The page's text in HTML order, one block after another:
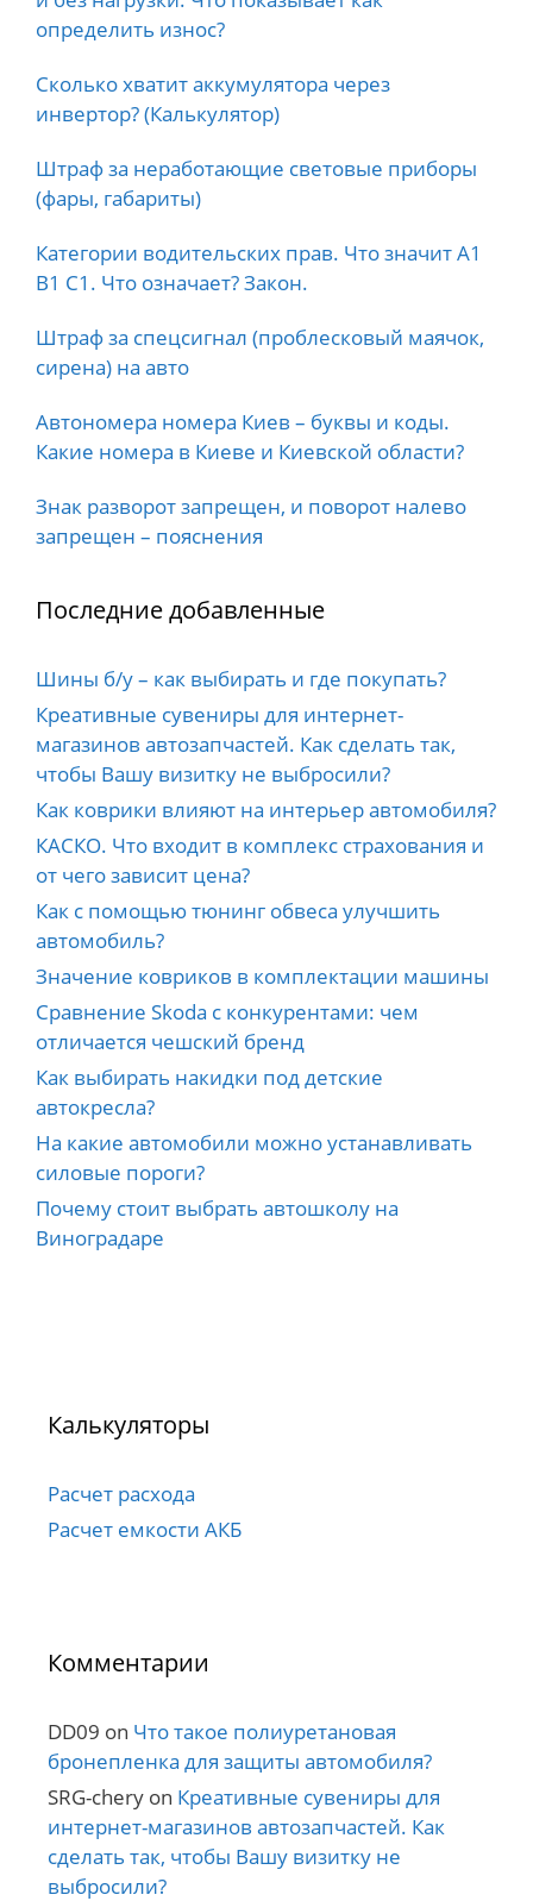
определить износ?
Сколько хватит аккумулятора через
инвертор? (Калькулятор)
Штраф за неработающие световые приборы
(фары, габариты)
Категории водительских прав. Что значит А1
B1 C1. Что означает? Закон.
Штраф за спецсигнал (проблесковый маячок,
сирена) на авто
Автономера номера Киев – буквы и коды.
Какие номера в Киеве и Киевской области?
Знак разворот запрещен, и поворот налево
запрещен – пояснения
Последние добавленные
Шины б/у – как выбирать и где покупать?
Креативные сувениры для интернет-
магазинов автозапчастей. Как сделать так,
чтобы Вашу визитку не выбросили?
Как коврики влияют на интерьер автомобиля?
КАСКО. Что входит в комплекс страхования и
от чего зависит цена?
Как с помощью тюнинг обвеса улучшить
автомобиль?
Значение ковриков в комплектации машины
Сравнение Skoda с конкурентами: чем
отличается чешский бренд
Как выбирать накидки под детские
автокресла?
На какие автомобили можно устанавливать
силовые пороги?
Почему стоит выбрать автошколу на
Виноградаре
Калькуляторы
Расчет расхода
Расчет емкости АКБ
Комментарии
DD09 on Что такое полиуретановая
бронепленка для защиты автомобиля?
SRG-chery on Креативные сувениры для
интернет-магазинов автозапчастей. Как
сделать так, чтобы Вашу визитку не
выбросили?